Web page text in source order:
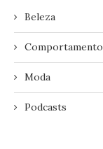
Beleza
Comportamento
Moda
Podcasts